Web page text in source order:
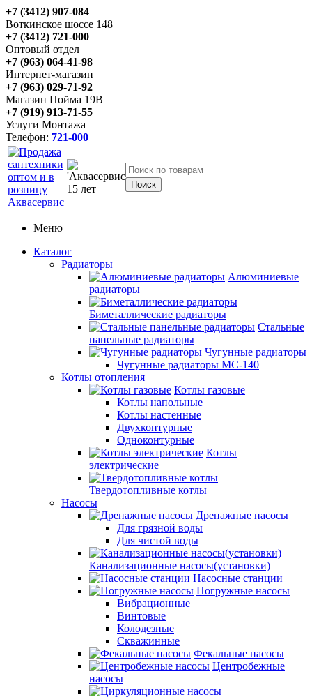
+7 (3412) 907-084
Воткинское шоссе 148
+7 (3412) 721-000
Оптовый отдел
+7 (963) 064-41-98
Интернет-магазин
+7 (963) 029-71-92
Магазин Пойма 19В
+7 (919) 913-71-55
Услуги Монтажа
Телефон: 721-000
Меню
Каталог
Радиаторы
Алюминиевые
радиаторы
Биметаллические радиаторы
Стальные
панельные радиаторы
Чугунные радиаторы
Чугунные радиаторы МС-140
Котлы отопления
Котлы газовые
Котлы напольные
Котлы настенные
Двухконтурные
Одноконтурные
Котлы
электрические
Твердотопливные котлы
Насосы
Дренажные насосы
Для грязной воды
Для чистой воды
Канализационные насосы(установки)
Насосные станции
Погружные насосы
Вибрационные
Винтовые
Колодезные
Скважинные
Фекальные насосы
Центробежные
насосы